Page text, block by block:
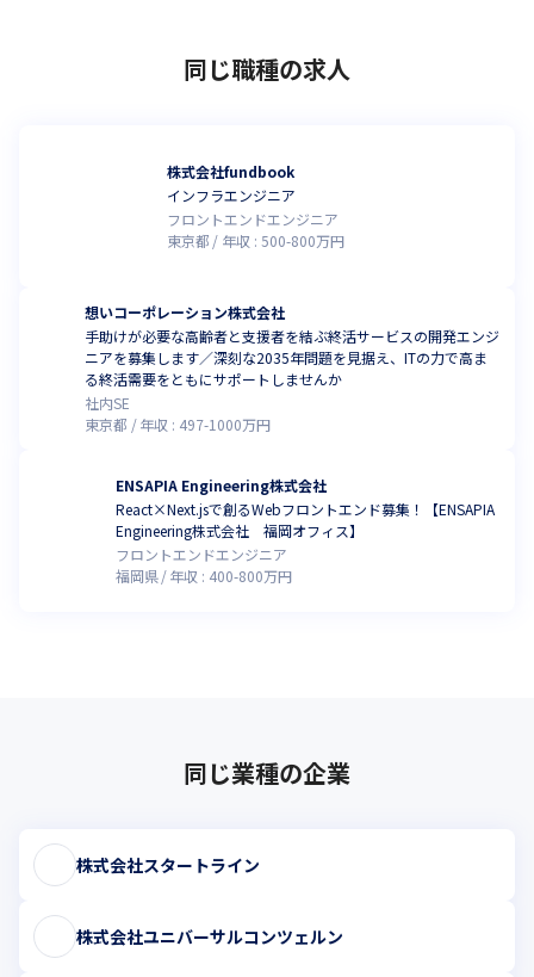
同じ職種の求人
株式会社fundbook
インフラエンジニア
フロントエンドエンジニア
東京都
年収 : 500-800万円
想いコーポレーション株式会社
手助けが必要な高齢者と支援者を結ぶ終活サービスの開発エンジ
ニアを募集します／深刻な2035年問題を見据え、ITの力で高ま
る終活需要をともにサポートしませんか
社内SE
東京都
年収 : 497-1000万円
ENSAPIA Engineering株式会社
React×Next.jsで創るWebフロントエンド募集！【ENSAPIA
Engineering株式会社 福岡オフィス】
フロントエンドエンジニア
福岡県
年収 : 400-800万円
同じ業種の企業
株式会社スタートライン
株式会社ユニバーサルコンツェルン